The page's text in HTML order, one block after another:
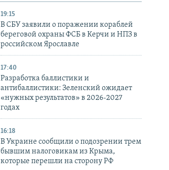
19:15
В СБУ заявили о поражении кораблей
береговой охраны ФСБ в Керчи и НПЗ в
российском Ярославле
17:40
Разработка баллистики и
антибаллистики: Зеленский ожидает
«нужных результатов» в 2026-2027
годах
16:18
В Украине сообщили о подозрении трем
бывшим налоговикам из Крыма,
которые перешли на сторону РФ